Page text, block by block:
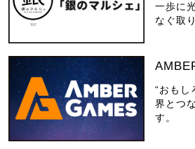
一歩に
なぐ取
“おもし
界とつ
す。